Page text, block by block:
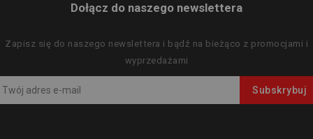
Dołącz do naszego newslettera
Zapisz się do naszego newslettera i bądź na bieżąco z promocjami i
wyprzedażami